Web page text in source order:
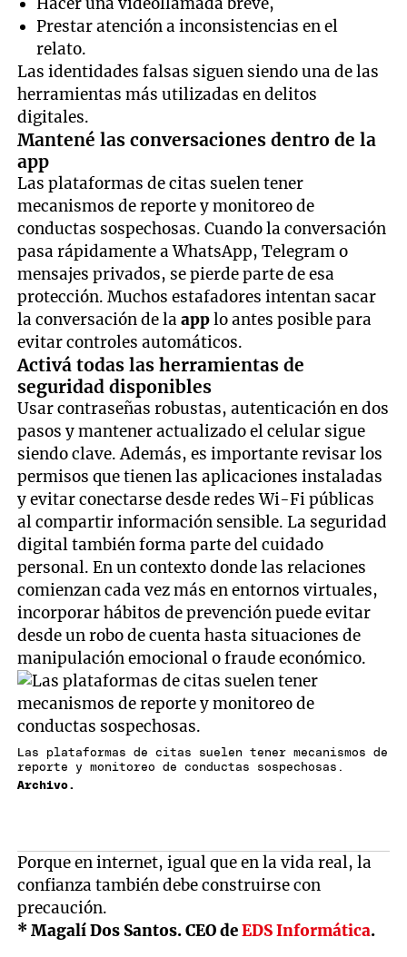
Prestar atención a inconsistencias en el
relato.
Las identidades falsas siguen siendo una de las
herramientas más utilizadas en delitos
digitales.
Mantené las conversaciones dentro de la
app
Las plataformas de citas suelen tener
mecanismos de reporte y monitoreo de
conductas sospechosas. Cuando la conversación
pasa rápidamente a WhatsApp, Telegram o
mensajes privados, se pierde parte de esa
protección. Muchos estafadores intentan sacar
la conversación de laapplo antes posible para
evitar controles automáticos.
Activá todas las herramientas de
seguridad disponibles
Usar contraseñas robustas, autenticación en dos
pasos y mantener actualizado el celular sigue
siendo clave. Además, es importante revisar los
permisos que tienen las aplicaciones instaladas
y evitar conectarse desde redes Wi-Fi públicas
al compartir información sensible. La seguridad
digital también forma parte del cuidado
personal. En un contexto donde las relaciones
comienzan cada vez más en entornos virtuales,
incorporar hábitos de prevención puede evitar
desde un robo de cuenta hasta situaciones de
manipulación emocional o fraude económico.
Las plataformas de citas suelen tener mecanismos de
reporte y monitoreo de conductas sospechosas.
Archivo.
Porque en internet, igual que en la vida real, la
confianza también debe construirse con
precaución.
* Magalí Dos Santos. CEO deEDS Informática.